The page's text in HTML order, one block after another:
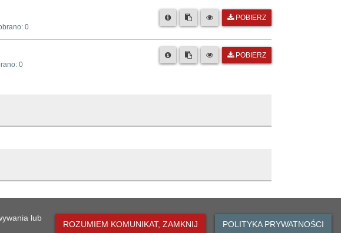
0
POBIERZ
0
POBIERZ
Urząd Miejski w Oławie
Małgorzata Popowicz
Bogusław Jazienicki
lub
ROZUMIEM KOMUNIKAT, ZAMKNIJ POLITYKA PRYWATNOŚCI